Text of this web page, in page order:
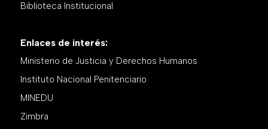
Biblioteca Institucional
Enlaces de interés:
Ministerio de Justicia y Derechos Humanos
Instituto Nacional Penitenciario
MINEDU
Zimbra